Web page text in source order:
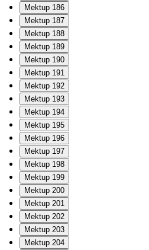
Mektup 186
Mektup 187
Mektup 188
Mektup 189
Mektup 190
Mektup 191
Mektup 192
Mektup 193
Mektup 194
Mektup 195
Mektup 196
Mektup 197
Mektup 198
Mektup 199
Mektup 200
Mektup 201
Mektup 202
Mektup 203
Mektup 204